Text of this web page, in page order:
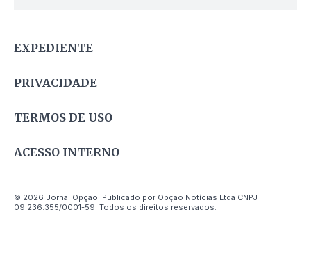
EXPEDIENTE
PRIVACIDADE
TERMOS DE USO
ACESSO INTERNO
© 2026 Jornal Opção. Publicado por Opção Notícias Ltda CNPJ
09.236.355/0001-59. Todos os direitos reservados.